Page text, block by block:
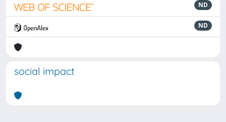
ND
ND
social impact